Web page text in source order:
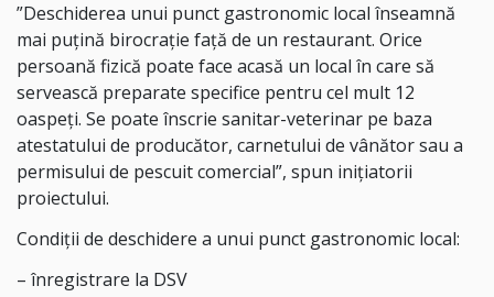
”Deschiderea unui punct gastronomic local înseamnă
mai puţină birocraţie faţă de un restaurant. Orice
persoană fizică poate face acasă un local în care să
servească preparate specifice pentru cel mult 12
oaspeţi. Se poate înscrie sanitar-veterinar pe baza
atestatului de producător, carnetului de vânător sau a
permisului de pescuit comercial”, spun inițiatorii
proiectului.
Condiții de deschidere a unui punct gastronomic local:
– înregistrare la DSV